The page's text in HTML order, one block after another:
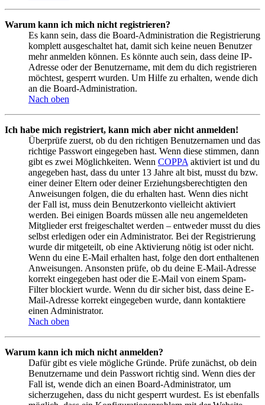
Warum kann ich mich nicht registrieren?
Es kann sein, dass die Board-Administration die Registrierung
komplett ausgeschaltet hat, damit sich keine neuen Benutzer
mehr anmelden können. Es könnte auch sein, dass deine IP-
Adresse oder der Benutzername, mit dem du dich registrieren
möchtest, gesperrt wurden. Um Hilfe zu erhalten, wende dich
an die Board-Administration.
Nach oben
Ich habe mich registriert, kann mich aber nicht anmelden!
Überprüfe zuerst, ob du den richtigen Benutzernamen und das
richtige Passwort eingegeben hast. Wenn diese stimmen, dann
gibt es zwei Möglichkeiten. Wenn COPPA aktiviert ist und du
angegeben hast, dass du unter 13 Jahre alt bist, musst du bzw.
einer deiner Eltern oder deiner Erziehungsberechtigten den
Anweisungen folgen, die du erhalten hast. Wenn dies nicht
der Fall ist, muss dein Benutzerkonto vielleicht aktiviert
werden. Bei einigen Boards müssen alle neu angemeldeten
Mitglieder erst freigeschaltet werden – entweder musst du dies
selbst erledigen oder ein Administrator. Bei der Registrierung
wurde dir mitgeteilt, ob eine Aktivierung nötig ist oder nicht.
Wenn du eine E-Mail erhalten hast, folge den dort enthaltenen
Anweisungen. Ansonsten prüfe, ob du deine E-Mail-Adresse
korrekt eingegeben hast oder die E-Mail von einem Spam-
Filter blockiert wurde. Wenn du dir sicher bist, dass deine E-
Mail-Adresse korrekt eingegeben wurde, dann kontaktiere
einen Administrator.
Nach oben
Warum kann ich mich nicht anmelden?
Dafür gibt es viele mögliche Gründe. Prüfe zunächst, ob dein
Benutzername und dein Passwort richtig sind. Wenn dies der
Fall ist, wende dich an einen Board-Administrator, um
sicherzugehen, dass du nicht gesperrt wurdest. Es ist ebenfalls